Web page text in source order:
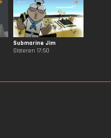
Submarine Jim
Gisteren 17:50